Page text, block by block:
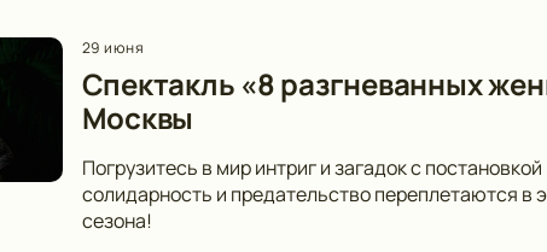
29 июня
Спектакль «8 разгневанных
Москвы
Погрузитесь в мир интриг и загадок с
солидарность и предательство переплетаются в
сезона!